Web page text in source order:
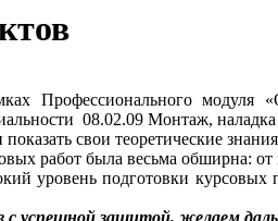
Профессионального
08.02.09 Монтаж,
свои теоретические
работ была весьма обширна:
уровень подготовки
с успешной защитой, желаем